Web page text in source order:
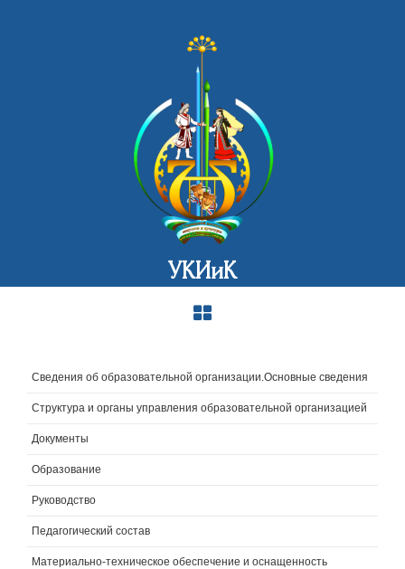
УКИиК
Сведения об образовательной организации.Основные сведения
Структура и органы управления образовательной организацией
Документы
Образование
Руководство
Педагогический состав
Материально-техническое обеспечение и оснащенность